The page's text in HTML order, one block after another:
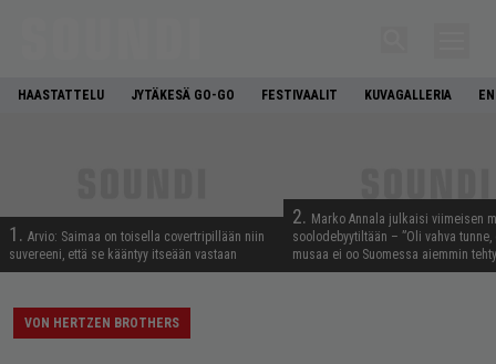
HAASTATTELU JYTÄKESÄ GO-GO FESTIVAALIT KUVAGALLERIA
1. Arvio: Saimaa on toisella covertripillään niin
suvereeni, että se kääntyy itseään vastaan
2. Marko Annala julkaisi viimeisen
soolodebyytiltään – ”Oli vahva
musaa ei oo Suomessa aiemmin
VON HERTZEN BROTHERS